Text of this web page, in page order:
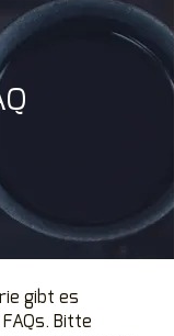
gibt es
Bitte